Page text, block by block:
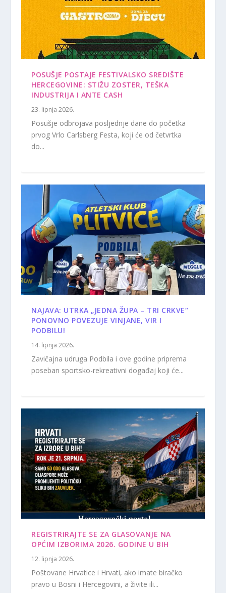
POSUŠJE POSTAJE FESTIVALSKO SREDIŠTE
HERCEGOVINE: STIŽU ZOSTER, TEŠKA
INDUSTRIJA I ANTE CASH
23. lipnja 2026.
Posušje odbrojava posljednje dane do početka
prvog Vrlo Carlsberg Festa, koji će od četvrtka
do...
NAJAVA: UTRKA „JEDNA ŽUPA – TRI CRKVE“
PONOVNO POVEZUJE VINJANE, VIR I
PODBILU!
14. lipnja 2026.
Zavičajna udruga Podbila i ove godine priprema
poseban sportsko-rekreativni događaj koji će...
REGISTRIRAJTE SE ZA GLASOVANJE NA
OPĆIM IZBORIMA 2026. GODINE U BIH
12. lipnja 2026.
Poštovane Hrvatice i Hrvati, ako imate biračko
pravo u Bosni i Hercegovini, a živite ili...